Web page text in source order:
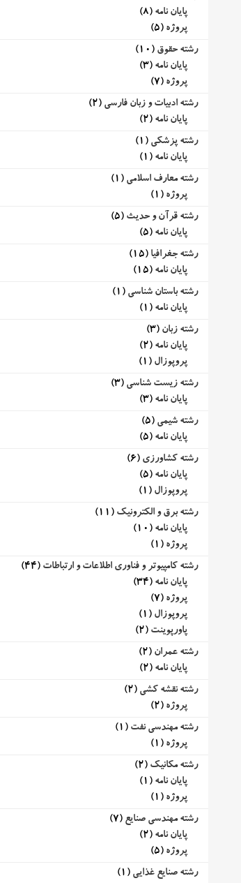
پایان نامه (8)
پروژه (5)
رشته حقوق (10)
پایان نامه (3)
پروژه (7)
رشته ادبیات و زبان فارسی (2)
پایان نامه (2)
رشته پزشکی (1)
پایان نامه (1)
رشته معارف اسلامی (1)
پروژه (1)
رشته قرآن و حدیث (5)
پایان نامه (5)
رشته جغرافیا (15)
پایان نامه (15)
رشته باستان شناسی (1)
پایان نامه (1)
رشته زبان (3)
پایان نامه (2)
پروپوزال (1)
رشته زیست شناسی (3)
پایان نامه (3)
رشته شیمی (5)
پایان نامه (5)
رشته کشاورزی (6)
پایان نامه (5)
پروپوزال (1)
رشته برق و الکترونیک (11)
پایان نامه (10)
پروژه (1)
رشته کامپیوتر و فناوری اطلاعات و ارتباطات (44)
پایان نامه (34)
پروژه (7)
پروپوزال (1)
پاورپوینت (2)
رشته عمران (2)
پایان نامه (2)
رشته نقشه کشی (2)
پروژه (2)
رشته مهندسی نفت (1)
پروژه (1)
رشته مکانیک (2)
پایان نامه (1)
پروژه (1)
رشته مهندسی صنایع (7)
پایان نامه (2)
پروژه (5)
رشته صنایع غذایی (1)